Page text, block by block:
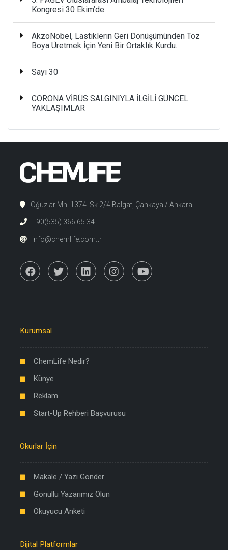
Kongresi 30 Ekim’de.
AkzoNobel, Lastiklerin Geri Dönüşümünden Toz
Boya Üretmek İçin Yeni Bir Ortaklık Kurdu.
Sayı 30
CORONA VİRÜS SALGINIYLA İLGİLİ GÜNCEL
YAKLAŞIMLAR
Oğuzlar Mh. 1374. Sk 2/4 Balgat, Çankaya / Ankara
+90(535) 366 65 34
info@chemlife.com.tr
Kurumsal
ChemLife Nedir?
Künye
Reklam
Start-Up Rehberi Başvurusu
Okurlar İçin
Makale / Yazı Gönder
Gönüllü Yazarımız Olun
Okuyucu Anketi
Dijital Platformlar